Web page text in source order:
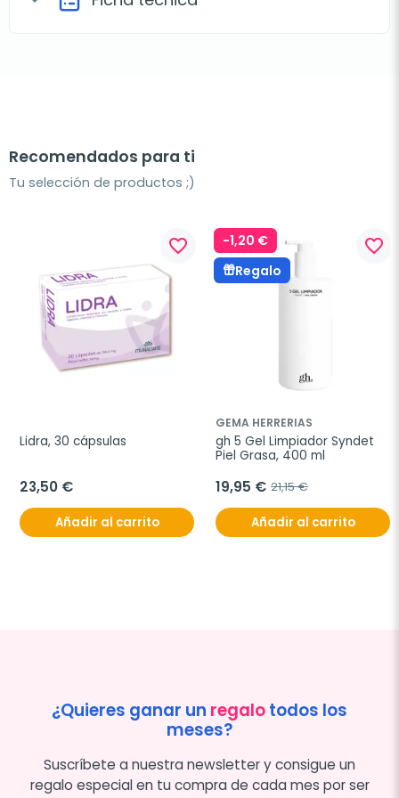
Recomendados para ti
Tu selección de productos ;)
favorite_border
Lidra, 30 cápsulas
23,50 €
Añadir al carrito
-1,20 €
Regalo
favorite_border
GEMA HERRERIAS
gh 5 Gel Limpiador Syndet
Piel Grasa, 400 ml
19,95 € 21,15 €
Añadir al carrito
¿Quieres ganar un regalotodos los
meses?
Suscríbete a nuestra newsletter y consigue un
regalo especial en tu compra de cada mes por ser